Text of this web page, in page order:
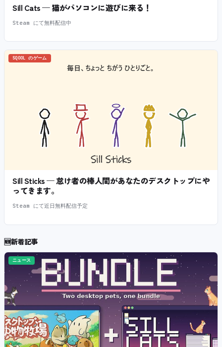
Sill Cats — 猫がパソコンに遊びに来る！
Steam にて無料配信中
SQOOL のゲーム
Sill Sticks — 怠け者の棒人間があなたのデスクトップにや
ってきます。
Steam にて近日無料配信予定
🆕新着記事
ニュース